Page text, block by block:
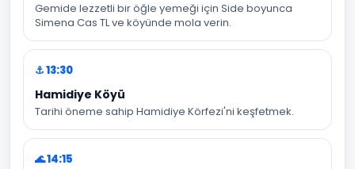
Gemide lezzetli bir öğle yemeği için Side boyunca
Simena Cas TL ve köyünde mola verin.
⚓ 13:30
Hamidiye Köyü
Tarihi öneme sahip Hamidiye Körfezi'ni keşfetmek.
🌊 14:15